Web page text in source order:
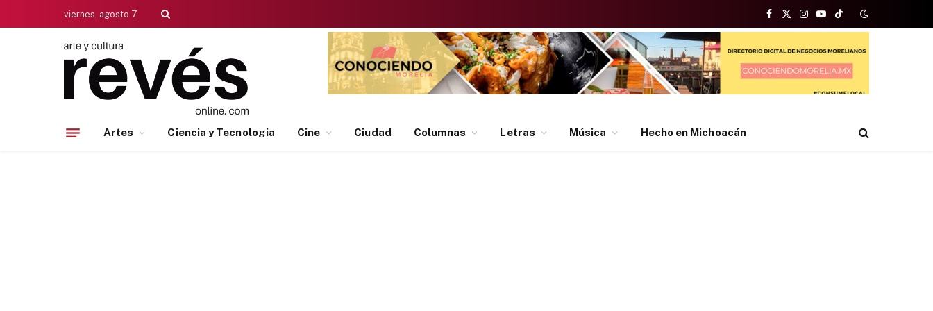
viernes, agosto 7
Facebook
X
(Twitter)
Instagram
YouTubeTikTok
Artes Ciencia y Tecnologia Cine Ciudad Columnas Letras Música Hecho en Michoacán